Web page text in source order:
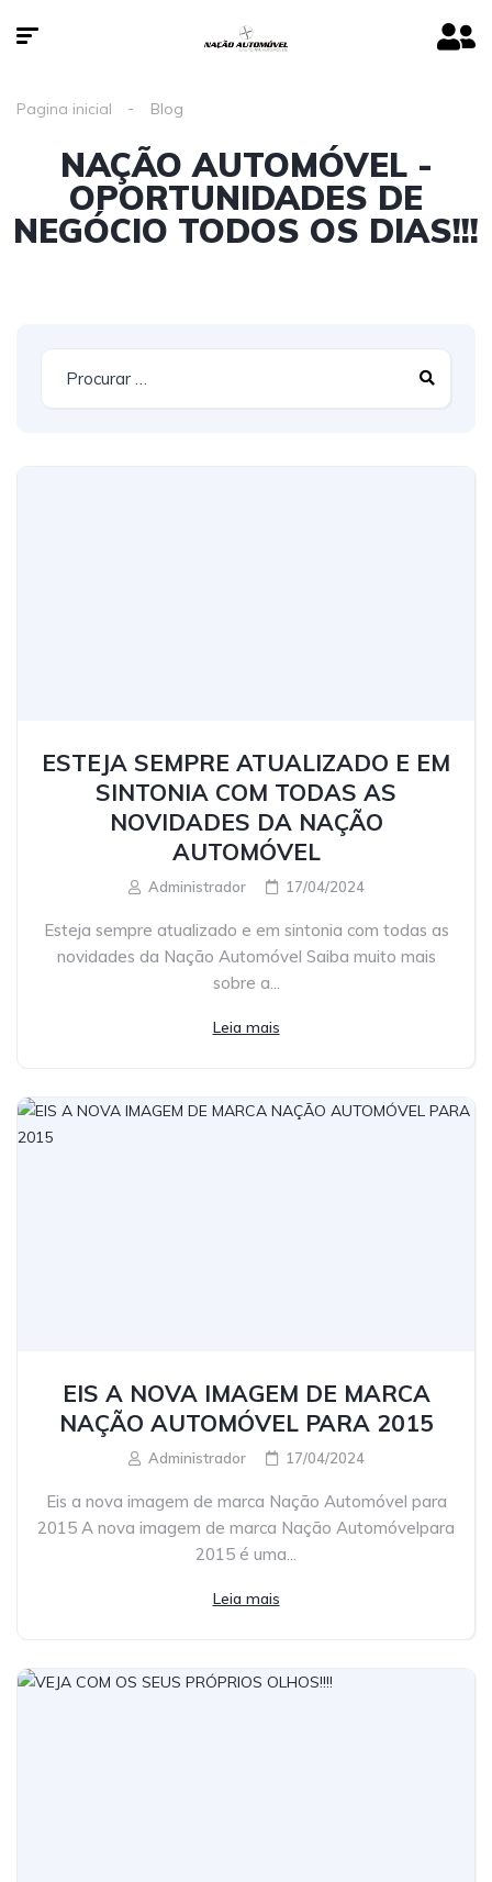
Pagina inicial Blog
NAÇÃO AUTOMÓVEL -
OPORTUNIDADES DE
NEGÓCIO TODOS OS DIAS!!!
ESTEJA SEMPRE ATUALIZADO E EM
SINTONIA COM TODAS AS
NOVIDADES DA NAÇÃO
AUTOMÓVEL
Administrador 17/04/2024
Esteja sempre atualizado e em sintonia com todas as
novidades da Nação Automóvel Saiba muito mais
sobre a...
Leia mais
EIS A NOVA IMAGEM DE MARCA
NAÇÃO AUTOMÓVEL PARA 2015
Administrador 17/04/2024
Eis a nova imagem de marca Nação Automóvel para
2015 A nova imagem de marca Nação Automóvelpara
2015 é uma...
Leia mais